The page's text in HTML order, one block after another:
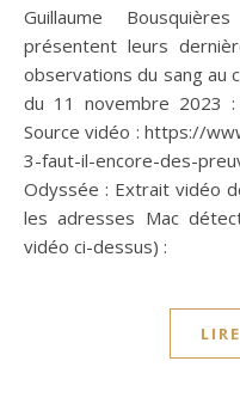
Guillaume Bousquières et Sébastien Iozzia nous
présentent leurs
observations du sang au
du 11 novembre 2023
Source vidéo : https://
3-faut-il-encore-des-
Odyssée : Extrait vidéo
les adresses Mac
vidéo ci-dessus) :